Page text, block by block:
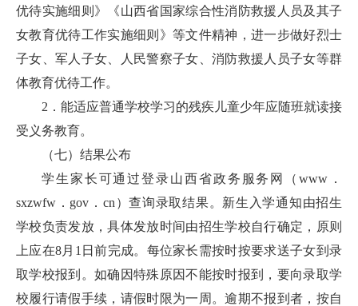
优待实施细则》《山西省国家综合性消防救援人员及其子
女教育优待工作实施细则》等文件精神，进一步做好烈士
子女、军人子女、人民警察子女、消防救援人员子女等群
体教育优待工作。
2．能适应普通学校学习的残疾儿童少年应随班就读接
受义务教育。
（七）结果公布
学生家长可通过登录山西省政务服务网（www．
sxzwfw．gov．cn）查询录取结果。新生入学通知由招生
学校负责发放，具体发放时间由招生学校自行确定，原则
上应在8月1日前完成。每位家长需按时按要求送子女到录
取学校报到。如确因特殊原因不能按时报到，要向录取学
校履行请假手续，请假时限为一周。逾期不报到者，按自